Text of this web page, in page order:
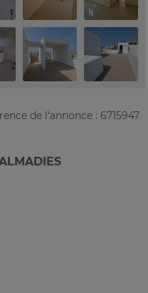
de l'annonce : 6715947